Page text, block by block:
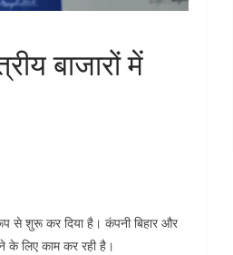
बाजारों में
से शुरू कर दिया है। कंपनी बिहार और
लिए काम कर रही है।